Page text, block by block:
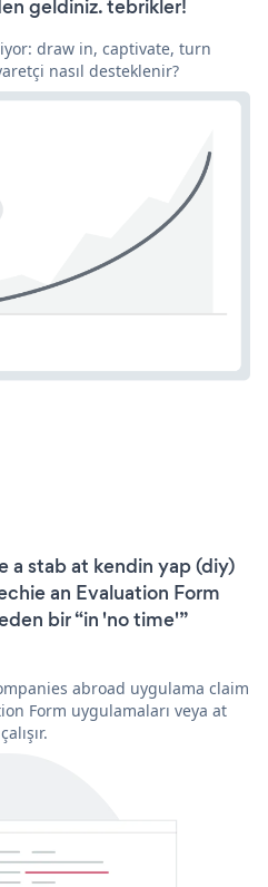
geldiniz. tebrikler!
draw in, captivate, turn
nasıl desteklenir?
a stab at kendin yap (diy)
an Evaluation Form
bir “in 'no time'”
abroad uygulama claim
Form uygulamaları veya at